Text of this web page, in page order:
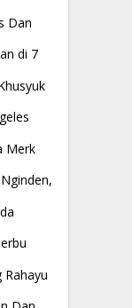
Dan
di 7
Merk
Rahayu